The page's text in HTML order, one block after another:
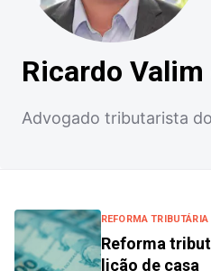
Ricardo
Advogado tributarista
REFORMA TRIBUTÁRIA
Reforma
lição de casa